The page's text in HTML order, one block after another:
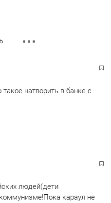
натворить в банке с
людей(дети
караул не